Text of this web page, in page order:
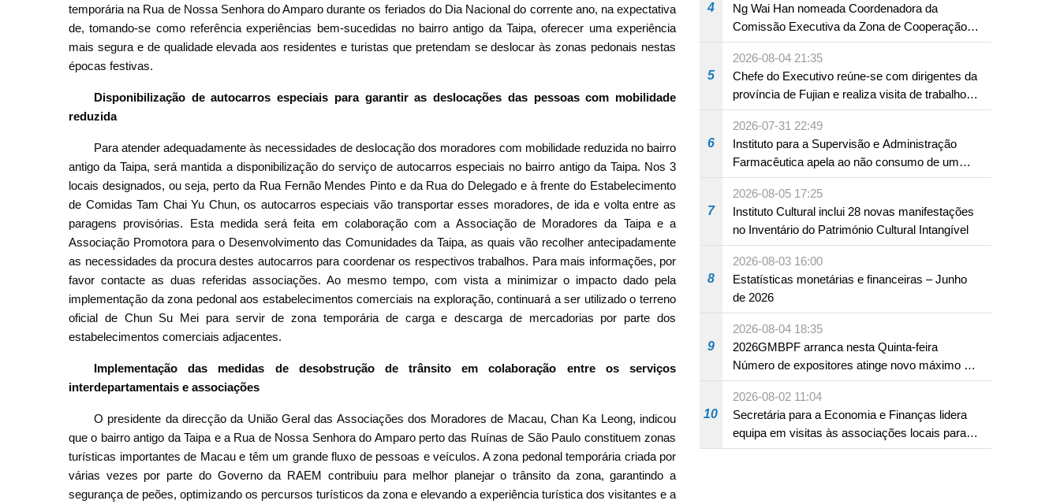
temporária na Rua de Nossa Senhora do Amparo durante os feriados do Dia Nacional do corrente ano, na expectativa
de, tomando-se como referência experiências bem-sucedidas no bairro antigo da Taipa, oferecer uma experiência
mais segura e de qualidade elevada aos residentes e turistas que pretendam se deslocar às zonas pedonais nestas
épocas festivas.
Disponibilização de autocarros especiais para garantir as deslocações das pessoas com mobilidade
reduzida
Para atender adequadamente às necessidades de deslocação dos moradores com mobilidade reduzida no bairro
antigo da Taipa, será mantida a disponibilização do serviço de autocarros especiais no bairro antigo da Taipa. Nos 3
locais designados, ou seja, perto da Rua Fernão Mendes Pinto e da Rua do Delegado e à frente do Estabelecimento
de Comidas Tam Chai Yu Chun, os autocarros especiais vão transportar esses moradores, de ida e volta entre as
paragens provisórias. Esta medida será feita em colaboração com a Associação de Moradores da Taipa e a
Associação Promotora para o Desenvolvimento das Comunidades da Taipa, as quais vão recolher antecipadamente
as necessidades da procura destes autocarros para coordenar os respectivos trabalhos. Para mais informações, por
favor contacte as duas referidas associações. Ao mesmo tempo, com vista a minimizar o impacto dado pela
implementação da zona pedonal aos estabelecimentos comerciais na exploração, continuará a ser utilizado o terreno
oficial de Chun Su Mei para servir de zona temporária de carga e descarga de mercadorias por parte dos
estabelecimentos comerciais adjacentes.
Implementação das medidas de desobstrução de trânsito em colaboração entre os serviços
interdepartamentais e associações
O presidente da direcção da União Geral das Associações dos Moradores de Macau, Chan Ka Leong, indicou
que o bairro antigo da Taipa e a Rua de Nossa Senhora do Amparo perto das Ruínas de São Paulo constituem zonas
turísticas importantes de Macau e têm um grande fluxo de pessoas e veículos. A zona pedonal temporária criada por
várias vezes por parte do Governo da RAEM contribuiu para melhor planejar o trânsito da zona, garantindo a
segurança de peões, optimizando os percursos turísticos da zona e elevando a experiência turística dos visitantes e a
4
Ng Wai Han nomeada Coordenadora da
Comissão Executiva da Zona de Cooperação
Aprofundada entre Guangdong e Macau em
Hengqin
5
2026-08-04 21:35
Chefe do Executivo reúne-se com dirigentes da
província de Fujian e realiza visita de trabalho
em Fuzhou
6
2026-07-31 22:49
Instituto para a Supervisão e Administração
Farmacêutica apela ao não consumo de um
produto com substâncias medicamentosas
ocidentais
7
2026-08-05 17:25
Instituto Cultural inclui 28 novas manifestações
no Inventário do Património Cultural Intangível
8
2026-08-03 16:00
Estatísticas monetárias e financeiras – Junho
de 2026
9
2026-08-04 18:35
2026GMBPF arranca nesta Quinta-feira
Número de expositores atinge novo máximo em
18 anos
10
2026-08-02 11:04
Secretária para a Economia e Finanças lidera
equipa em visitas às associações locais para
consolidar consensos e promover os trabalhos